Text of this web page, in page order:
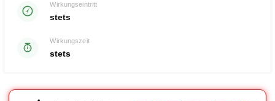
Wirkungseintritt
stets
Wirkungszeit
stets